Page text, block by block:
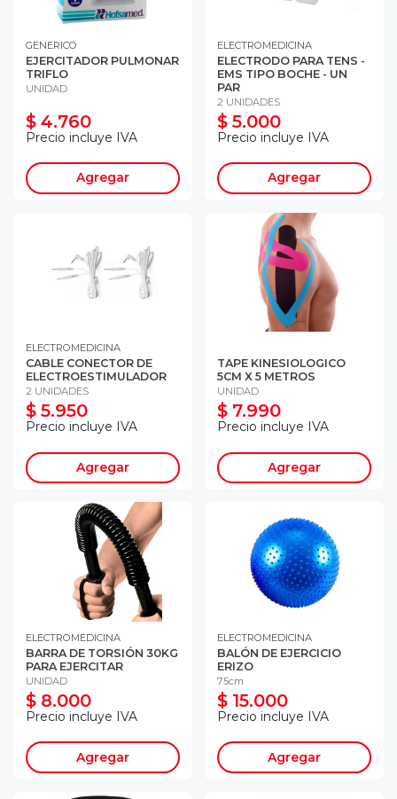
GENERICO
EJERCITADOR PULMONAR
TRIFLO
UNIDAD
$ 4.760
Precio incluye IVA
Agregar
ELECTROMEDICINA
ELECTRODO PARA TENS -
EMS TIPO BOCHE - UN
PAR
2 UNIDADES
$ 5.000
Precio incluye IVA
Agregar
ELECTROMEDICINA
CABLE CONECTOR DE
ELECTROESTIMULADOR
2 UNIDADES
$ 5.950
Precio incluye IVA
Agregar
TAPE KINESIOLOGICO
5CM X 5 METROS
UNIDAD
$ 7.990
Precio incluye IVA
Agregar
ELECTROMEDICINA
BARRA DE TORSIÓN 30KG
PARA EJERCITAR
UNIDAD
$ 8.000
Precio incluye IVA
Agregar
ELECTROMEDICINA
BALÓN DE EJERCICIO
ERIZO
75cm
$ 15.000
Precio incluye IVA
Agregar